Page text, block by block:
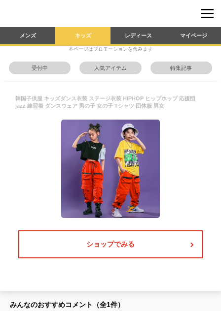
メンズ キッズ レディース マイページ
本ページはプロモーションを含みます
受付中 人気アイテム 特集記事
韓国子供服 キッズダンス衣装 ステージ衣装 HIPHOP ヒップホップ 応援団
jazz 練習着 ダンスウェア 男の子 女の子 Tシャツ 団体服 男女
ショップでみる
みんなのおすすめコメント（全1件）